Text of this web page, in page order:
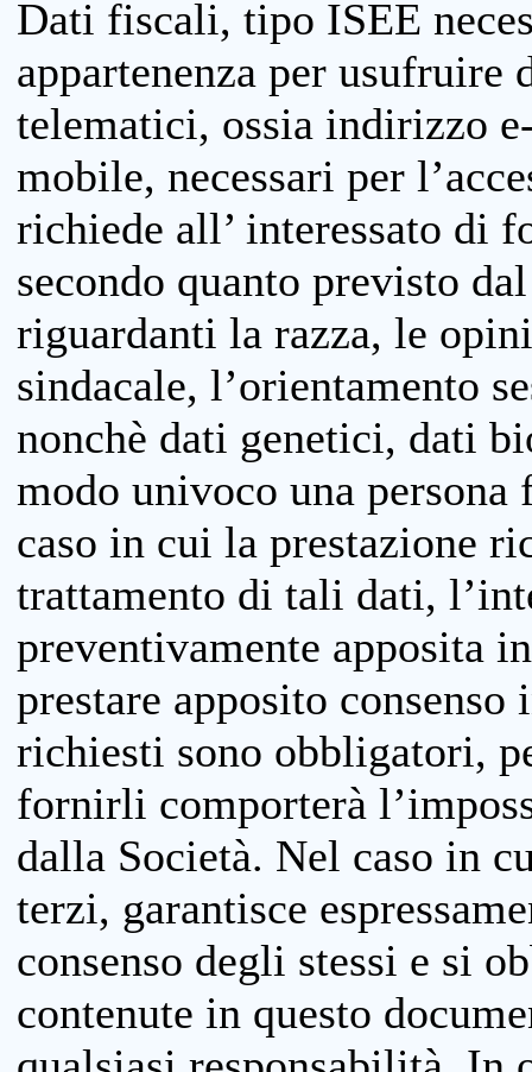
Dati fiscali, tipo ISEE
appartenenza per
telematici, ossia indirizzo
mobile, necessari per
richiede all’ interessato di
secondo quanto previsto
riguardanti la razza, le
sindacale, l’orientamento
nonchè dati genetici, dati
modo univoco una
caso in cui la prestazione
trattamento di tali dati,
preventivamente apposita
prestare apposito
richiesti sono obbligatori,
fornirli comporterà
dalla Società. Nel caso in
terzi, garantisce
consenso degli stessi e si
contenute in questo